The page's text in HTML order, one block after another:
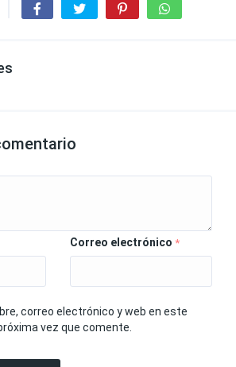
Correo electrónico *
correo electrónico y web en este
vez que comente.